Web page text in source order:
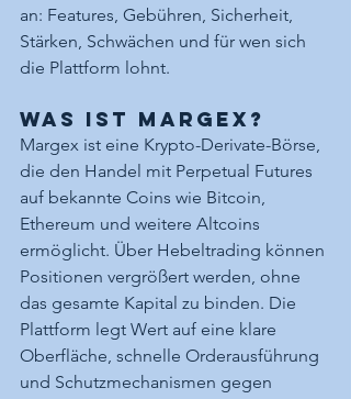
an: Features, Gebühren, Sicherheit,
Stärken, Schwächen und für wen sich
die Plattform lohnt.
Was ist Margex?
Margex ist eine Krypto-Derivate-Börse,
die den Handel mit Perpetual Futures
auf bekannte Coins wie Bitcoin,
Ethereum und weitere Altcoins
ermöglicht. Über Hebeltrading können
Positionen vergrößert werden, ohne
das gesamte Kapital zu binden. Die
Plattform legt Wert auf eine klare
Oberfläche, schnelle Orderausführung
und Schutzmechanismen gegen